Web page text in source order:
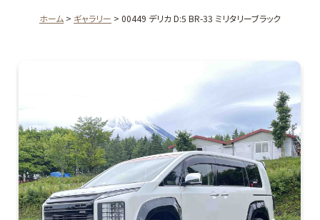
ホーム ギャラリー 00449 デリカ D:5 BR-33 ミリタリーブラック